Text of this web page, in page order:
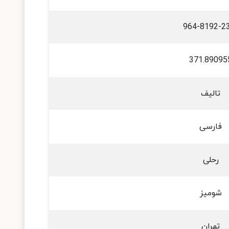
964-8192-
تالیف
فارسی
رحلی
شومیز
تهران